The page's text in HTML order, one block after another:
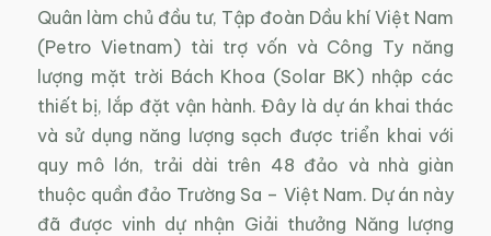
Quân làm chủ đầu tư, Tập đoàn Dầu khí Việt Nam
(Petro Vietnam) tài trợ vốn và Công Ty năng
lượng mặt trời Bách Khoa (Solar BK) nhập các
thiết bị, lắp đặt vận hành. Đây là dự án khai thác
và sử dụng năng lượng sạch được triển khai với
quy mô lớn, trải dài trên 48 đảo và nhà giàn
thuộc quần đảo Trường Sa – Việt Nam. Dự án này
đã được vinh dự nhận Giải thưởng Năng lượng